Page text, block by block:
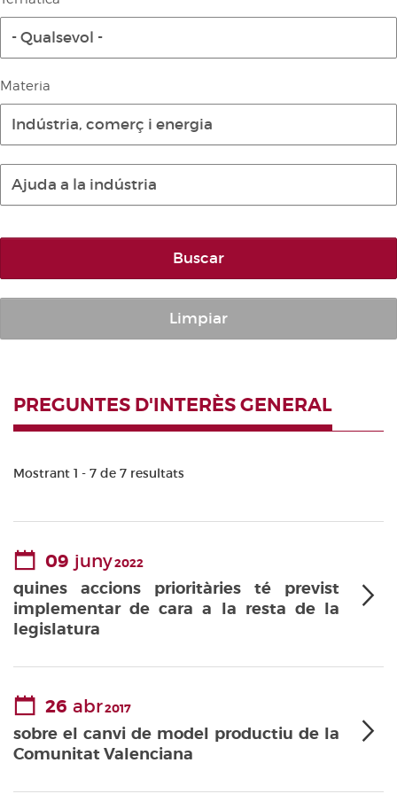
Diari de la Diputació Permanent
Publicacions no oficials
Anuari de Dret Parlamentari
Temes de les Corts Valencianes
Corts Forals
Altres publicacions
- Qualsevol -
Materia
Indústria, comerç i energia
Ajuda a la indústria
Buscar
Limpiar
PREGUNTES D'INTERÈS GENERAL
Mostrant 1 - 7 de 7 resultats
09 juny2022
quines accions prioritàries té previst
implementar de cara a la resta de la
legislatura
26 abr2017
sobre el canvi de model productiu de la
Comunitat Valenciana